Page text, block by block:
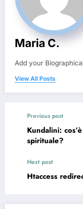
Maria C.
Add your
View All Posts
Previous post
Kundalini:
spirituale?
Next post
Htaccess